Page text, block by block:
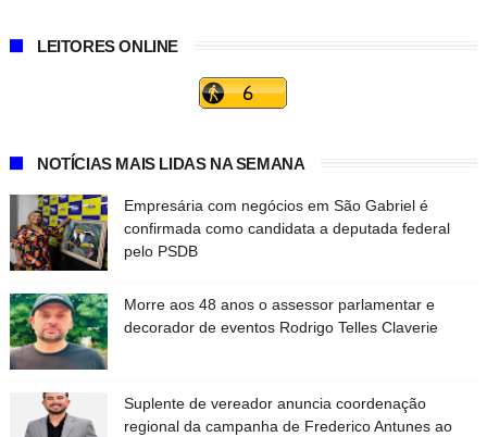
LEITORES ONLINE
NOTÍCIAS MAIS LIDAS NA SEMANA
Empresária com negócios em São Gabriel é
confirmada como candidata a deputada federal
pelo PSDB
Morre aos 48 anos o assessor parlamentar e
decorador de eventos Rodrigo Telles Claverie
Suplente de vereador anuncia coordenação
regional da campanha de Frederico Antunes ao